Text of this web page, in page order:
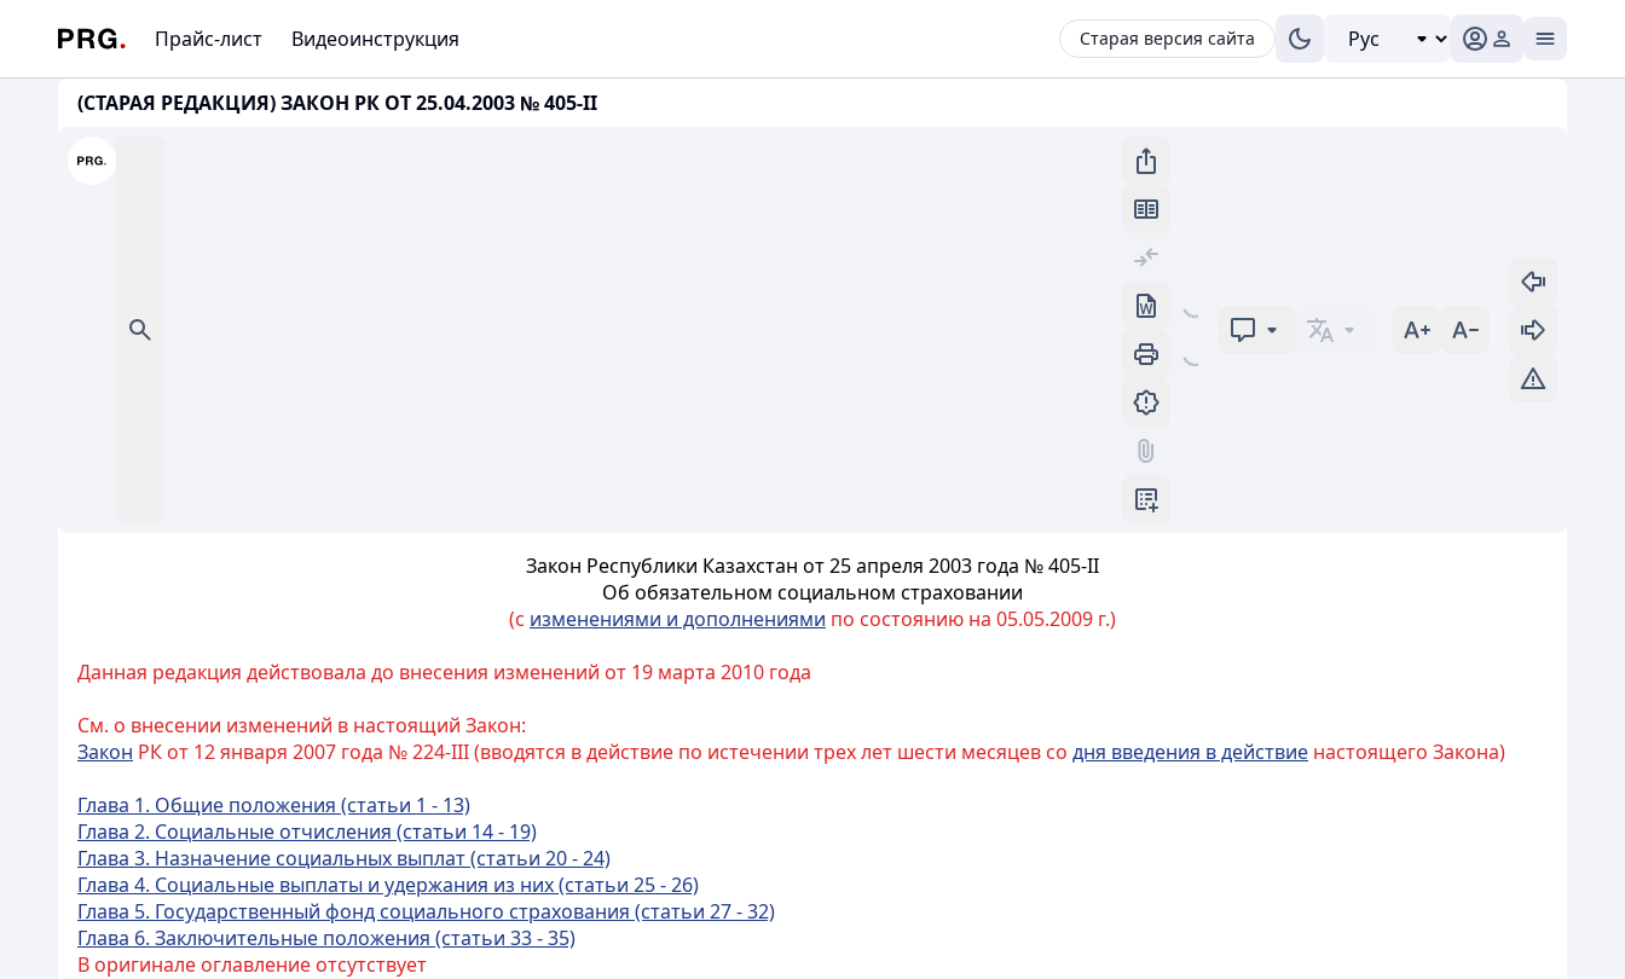
Прайс-лист Видеоинструкция Старая версия сайта
(СТАРАЯ РЕДАКЦИЯ) ЗАКОН РК ОТ 25.04.2003 № 405-II
Закон Республики Казахстан от 25 апреля 2003 года № 405-II
Об обязательном социальном страховании
(с изменениями и дополнениями по состоянию на 05.05.2009 г.)
Данная редакция действовала до внесения изменений от 19 марта 2010 года
См. о внесении изменений в настоящий Закон:
Закон РК от 12 января 2007 года № 224-III (вводятся в действие по истечении трех лет шести месяцев со дня введения в действие настоящего Закона)
Глава 1. Общие положения (статьи 1 - 13)
Глава 2. Социальные отчисления (статьи 14 - 19)
Глава 3. Назначение социальных выплат (статьи 20 - 24)
Глава 4. Социальные выплаты и удержания из них (статьи 25 - 26)
Глава 5. Государственный фонд социального страхования (статьи 27 - 32)
Глава 6. Заключительные положения (статьи 33 - 35)
В оригинале оглавление отсутствует